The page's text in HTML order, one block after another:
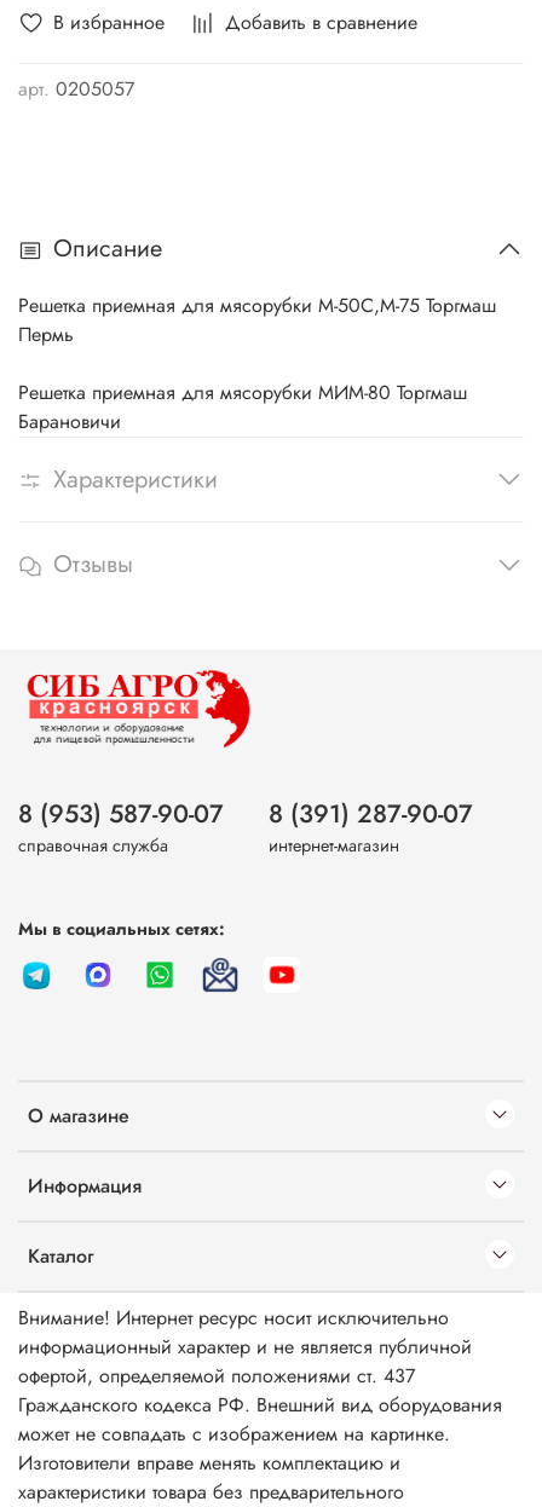
В избранное Добавить в сравнение
арт. 0205057
Описание
Решетка приемная для мясорубки М-50С,М-75 Торгмаш
Пермь
Решетка приемная для мясорубки МИМ-80 Торгмаш
Барановичи
Характеристики
Отзывы
О магазине
Информация
Каталог
8 (953) 587-90-07
справочная служба
8 (391) 287-90-07
интернет-магазин
Мы в социальных сетях:
Внимание! Интернет ресурс носит исключительно
информационный характер и не является публичной
офертой, определяемой положениями ст. 437
Гражданского кодекса РФ. Внешний вид оборудования
может не совпадать с изображением на картинке.
Изготовители вправе менять комплектацию и
характеристики товара без предварительного